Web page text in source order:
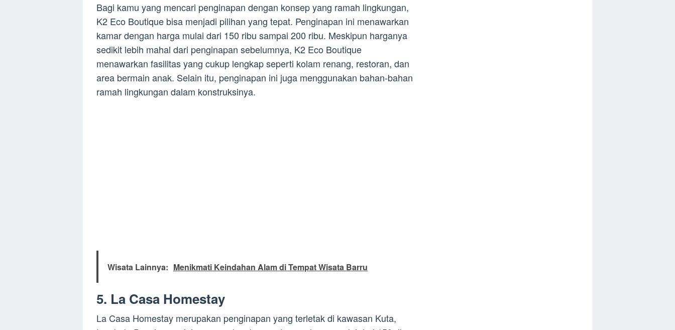
Bagi kamu yang mencari penginapan dengan konsep yang ramah lingkungan,
K2 Eco Boutique bisa menjadi pilihan yang tepat. Penginapan ini menawarkan
kamar dengan harga mulai dari 150 ribu sampai 200 ribu. Meskipun harganya
sedikit lebih mahal dari penginapan sebelumnya, K2 Eco Boutique
menawarkan fasilitas yang cukup lengkap seperti kolam renang, restoran, dan
area bermain anak. Selain itu, penginapan ini juga menggunakan bahan-bahan
ramah lingkungan dalam konstruksinya.
Wisata Lainnya: Menikmati Keindahan Alam di Tempat Wisata Barru
5. La Casa Homestay
La Casa Homestay merupakan penginapan yang terletak di kawasan Kuta,